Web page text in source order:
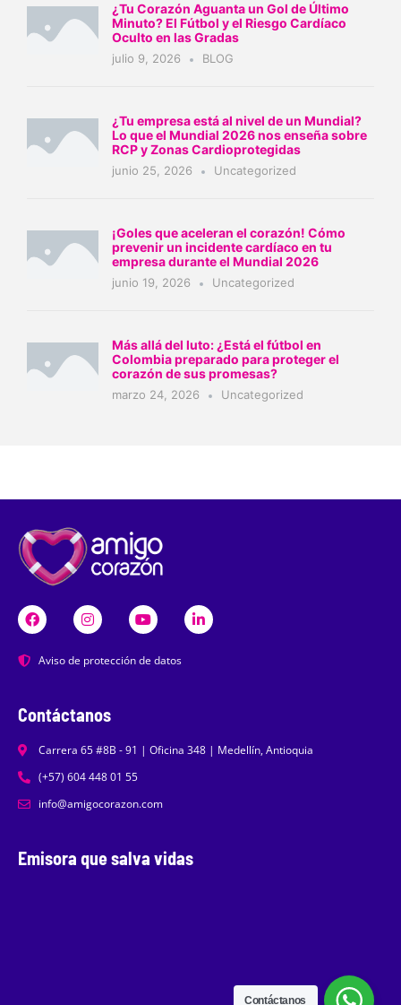
¿Tu Corazón Aguanta un Gol de Último
Minuto? El Fútbol y el Riesgo Cardíaco
Oculto en las Gradas
julio 9, 2026 BLOG
¿Tu empresa está al nivel de un Mundial?
Lo que el Mundial 2026 nos enseña sobre
RCP y Zonas Cardioprotegidas
junio 25, 2026 Uncategorized
¡Goles que aceleran el corazón! Cómo
prevenir un incidente cardíaco en tu
empresa durante el Mundial 2026
junio 19, 2026 Uncategorized
Más allá del luto: ¿Está el fútbol en
Colombia preparado para proteger el
corazón de sus promesas?
marzo 24, 2026 Uncategorized
Aviso de protección de datos
Contáctanos
Carrera 65 #8B - 91 | Oficina 348 | Medellín, Antioquia
(+57) 604 448 01 55
info@amigocorazon.com
Emisora que salva vidas
Contáctanos